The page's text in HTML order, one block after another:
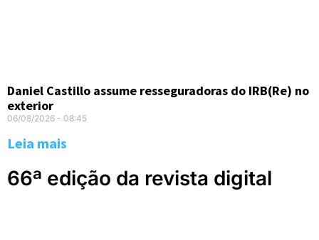
Daniel Castillo assume resseguradoras do IRB(Re) no
exterior
06/08/2026 08:45
Leia mais
66ª edição da revista digital